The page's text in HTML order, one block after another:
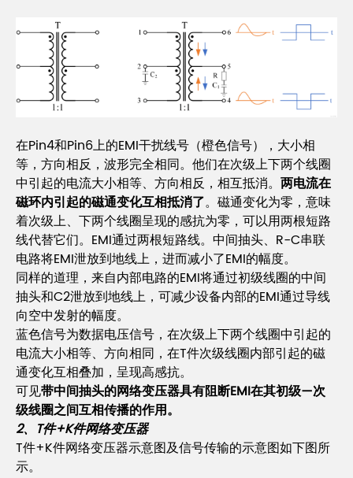
在Pin4和Pin6上的EMI干扰线号（橙色信号），大小相
等，方向相反，波形完全相同。他们在次级上下两个线圈
中引起的电流大小相等、方向相反，相互抵消。 两电流在
磁环内引起的磁通变化互相抵消了。磁通变化为零，意味
着次级上、下两个线圈呈现的感抗为零，可以用两根短路
线代替它们。EMI通过两根短路线。中间抽头、R-C串联
电路将EMI泄放到地线上，进而减小了EMI的幅度。
同样的道理，来自内部电路的EMI将通过初级线圈的中间
抽头和C2泄放到地线上，可减少设备内部的EMI通过导线
向空中发射的幅度。
蓝色信号为数据电压信号，在次级上下两个线圈中引起的
电流大小相等、方向相同，在T件次级线圈内部引起的磁
通变化互相叠加，呈现高感抗。
可见带中间抽头的网络变压器具有阻断EMI在其初级—次
级线圈之间互相传播的作用。
2、T件+K件网络变压器
T件+K件网络变压器示意图及信号传输的示意图如下图所
示。